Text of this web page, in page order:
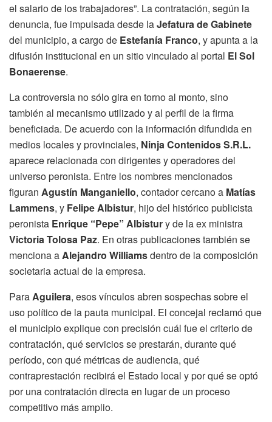
el salario de los trabajadores”. La contratación, según la
denuncia, fue impulsada desde laJefatura de Gabinete
del municipio, a cargo de Estefanía Franco, y apunta a la
difusión institucional en un sitio vinculado al portal El Sol
Bonaerense.
La controversia no sólo gira en torno al monto, sino
también al mecanismo utilizado y al perfil de la firma
beneficiada. De acuerdo con la información difundida en
medios locales y provinciales, Ninja Contenidos S.R.L.
aparece relacionada con dirigentes y operadores del
universo peronista. Entre los nombres mencionados
figuran Agustín Manganiello, contador cercano a Matías
Lammens, y Felipe Albistur, hijo del histórico publicista
peronista Enrique “Pepe” Albistury de la ex ministra
Victoria Tolosa Paz. En otras publicaciones también se
menciona aAlejandro Williamsdentro de la composición
societaria actual de la empresa.
ParaAguilera, esos vínculos abren sospechas sobre el
uso político de la pauta municipal. El concejal reclamó que
el municipio explique con precisión cuál fue el criterio de
contratación, qué servicios se prestarán, durante qué
período, con qué métricas de audiencia, qué
contraprestación recibirá el Estado local y por qué se optó
por una contratación directa en lugar de un proceso
competitivo más amplio.